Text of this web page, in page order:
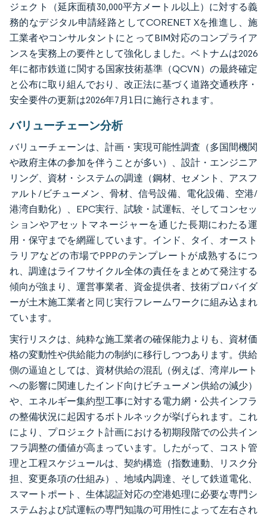
ジェクト（延床面積30,000平方メートル以上）に対する義
務的なデジタル申請経路としてCORENET Xを推進し、施
工業者やコンサルタントにとってBIM対応のコンプライア
ンスを実務上の要件として強化しました。ベトナムは2026
年に都市鉄道に関する国家技術基準（QCVN）の最終確定
と公布に取り組んでおり、改正法に基づく道路交通秩序・
安全要件の更新は2026年7月1日に施行されます。
バリューチェーン分析
バリューチェーンは、計画・実現可能性調査（多国間機関
や政府主体の参加を伴うことが多い）、設計・エンジニア
リング、資材・システムの調達（鋼材、セメント、アスフ
ァルト/ビチューメン、骨材、信号設備、電化設備、空港/
港湾自動化）、EPC実行、試験・試運転、そしてコンセッ
ションやアセットマネージャーを通じた長期にわたる運
用・保守までを網羅しています。インド、タイ、オースト
ラリアなどの市場でPPPのテンプレートが成熟するにつ
れ、調達はライフサイクル全体の責任をまとめて発注する
傾向が強まり、運営事業者、資金提供者、技術プロバイダ
ーが土木施工業者と同じ実行フレームワークに組み込まれ
ています。
実行リスクは、純粋な施工業者の確保能力よりも、資材価
格の変動性や供給能力の制約に移行しつつあります。供給
側の逼迫としては、資材供給の混乱（例えば、湾岸ルート
への影響に関連したインド向けビチューメン供給の減少）
や、エネルギー集約型工事に対する電力網・公共インフラ
の整備状況に起因するボトルネックが挙げられます。これ
により、プロジェクト計画における初期段階での公共イン
フラ調整の価値が高まっています。したがって、コスト管
理と工程スケジュールは、契約構造（指数連動、リスク分
担、変更条項の仕組み）、地域内調達、そして鉄道電化、
スマートポート、生体認証対応の空港処理に必要な専門シ
ステムおよび試運転の専門知識の可用性によって左右され